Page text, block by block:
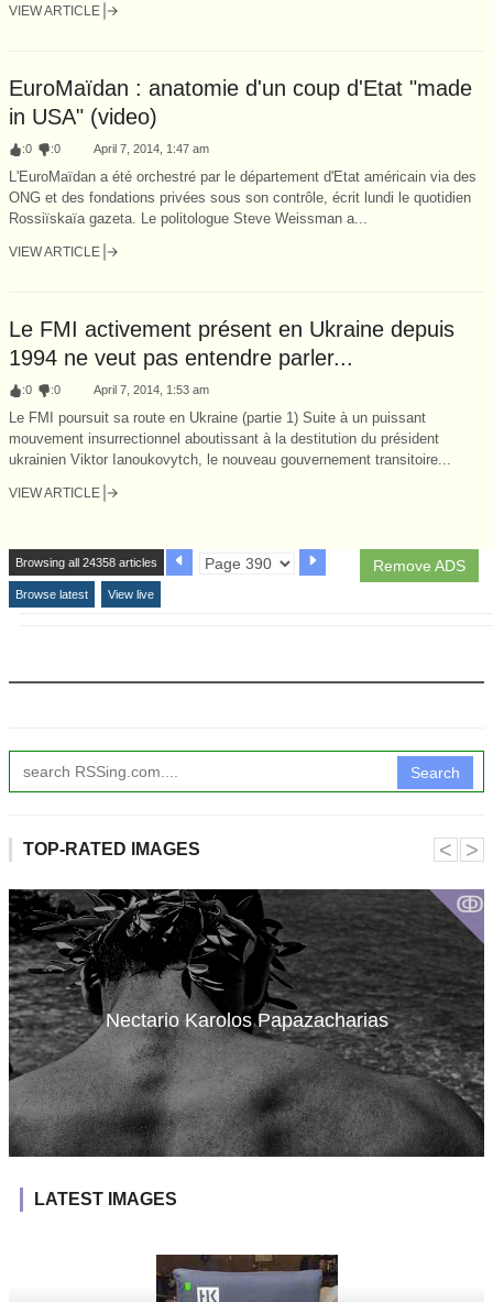
VIEW ARTICLE
EuroMaïdan : anatomie d'un coup d'Etat "made
in USA" (video)
:0 :0 April 7, 2014, 1:47 am
L'EuroMaïdan a été orchestré par le département d'Etat américain via des
ONG et des fondations privées sous son contrôle, écrit lundi le quotidien
Rossiïskaïa gazeta. Le politologue Steve Weissman a...
VIEW ARTICLE
Le FMI activement présent en Ukraine depuis
1994 ne veut pas entendre parler...
:0 :0 April 7, 2014, 1:53 am
Le FMI poursuit sa route en Ukraine (partie 1) Suite à un puissant
mouvement insurrectionnel aboutissant à la destitution du président
ukrainien Viktor Ianoukovytch, le nouveau gouvernement transitoire...
VIEW ARTICLE
Remove ADS
Browsing all 24358 articles
Browse latest View live
Search
TOP-RATED IMAGES
ↂ
Nectario Karolos Papazacharias
˂ ˃
LATEST IMAGES